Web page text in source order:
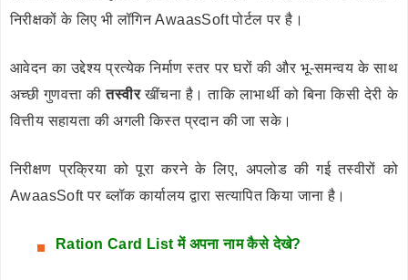
निरीक्षकों के लिए भी लॉगिन AwaasSoft पोर्टल पर है।
आवेदन का उद्देश्य प्रत्येक निर्माण स्तर पर घरों की और भू-समन्वय के साथ
अच्छी गुणवत्ता कीतस्वीरखींचना है। ताकि लाभार्थी को बिना किसी देरी के
वित्तीय सहायता की अगली किस्त प्रदान की जा सके।
निरीक्षण प्रक्रिया को पूरा करने के लिए, अपलोड की गई तस्वीरों को
AwaasSoft पर ब्लॉक कार्यालय द्वारा सत्यापित किया जाना है।
Ration Card List में अपना नाम कैसे देखे?